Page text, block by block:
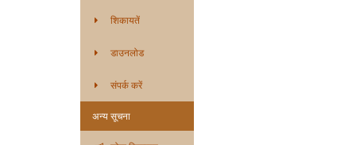
शिकायतें
डाउनलोड
संपर्क करें
अन्य सूचना